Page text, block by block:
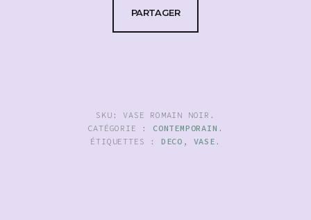
PARTAGER
SKU: VASE ROMAIN NOIR .
CATÉGORIE : CONTEMPORAIN .
ÉTIQUETTES : DECO , VASE .